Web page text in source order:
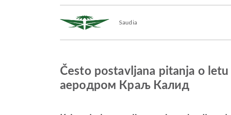
Saudia
Često postavljana pitanja o
аеродром Краљ Калид